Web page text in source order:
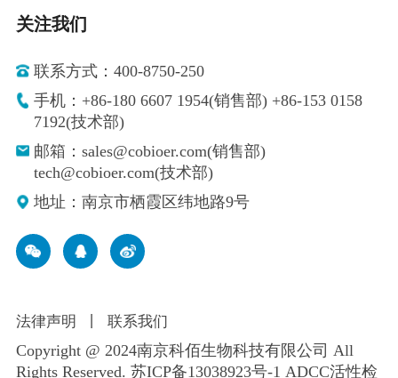
关注我们
联系方式：400-8750-250
手机：+86-180 6607 1954(销售部) +86-153 0158
7192(技术部)
邮箱：sales@cobioer.com(销售部)
tech@cobioer.com(技术部)
地址：南京市栖霞区纬地路9号
法律声明 联系我们
Copyright @ 2024南京科佰生物科技有限公司 All
Rights Reserved. 苏ICP备13038923号-1 ADCC活性检